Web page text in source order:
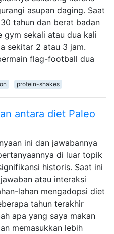
asupan daging. Saat
tahun dan berat badan
gym sekali atau dua kali
sekitar 2 atau 3 jam.
flag-football dua
protein-shakes
antara diet Paleo
ini dan jawabannya
di luar topik
historis. Saat ini
atau interaksi
lahan mengadopsi diet
tahun terakhir
apa yang saya makan
memasukkan lebih